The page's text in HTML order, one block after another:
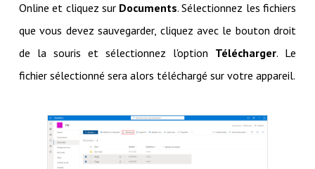
Online et cliquez sur Documents. Sélectionnez les fichiers
que vous devez sauvegarder, cliquez avec le bouton droit
de la souris et sélectionnez l'option Télécharger. Le
fichier sélectionné sera alors téléchargé sur votre appareil.